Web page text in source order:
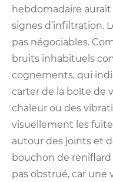
hebdomadaire
signes d’infiltration.
pas négociables.
bruits inhabituels
cognements, qui
carter de la boîte de
chaleur ou des
visuellement les
autour des joints et
bouchon de
pas obstrué, car